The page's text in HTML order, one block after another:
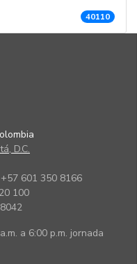
40110
D.C.
601 350 8166
100
a 6:00 p.m. jornada